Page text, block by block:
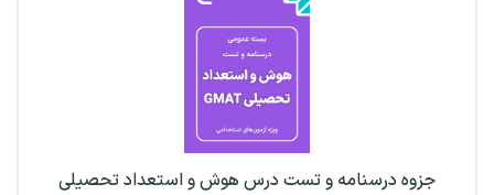
جزوه درسنامه و تست درس هوش و استعداد تحصیلی